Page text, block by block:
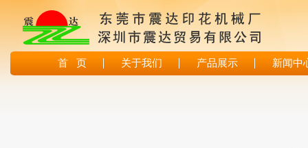
首 页 关于我们 产品展示 新闻中